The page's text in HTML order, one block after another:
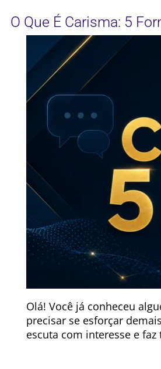
O Que É Carisma: 5
Olá! Você já conheceu
precisar se esforçar
escuta com interesse e